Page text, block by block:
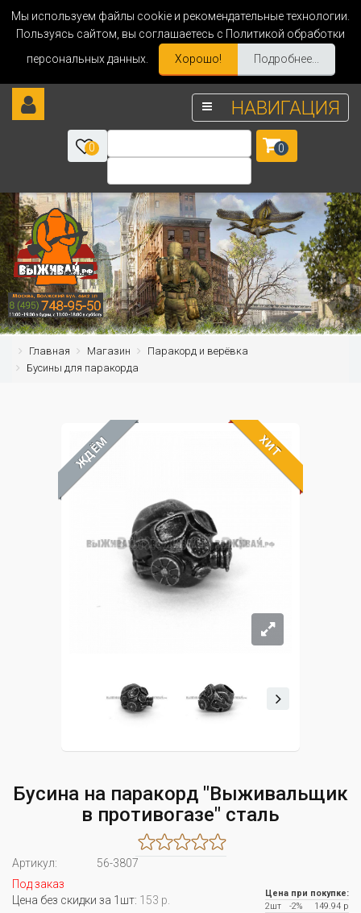
Мы используем файлы cookie и рекомендательные технологии.
Пользуясь сайтом, вы соглашаетесь с Политикой обработки
персональных данных.
Хорошо! Подробнее...
НАВИГАЦИЯ
0 0
Главная Магазин
Паракорд и верёвка
Бусины для паракорда
ЖДЁМ ХИТ
Бусина на паракорд "Выживальщик
в противогазе" сталь
Артикул:
56-3807
Под заказ
Цена без скидки за 1шт: 153 р.
Цена при покупке:
2шт
-2%
149.94 р